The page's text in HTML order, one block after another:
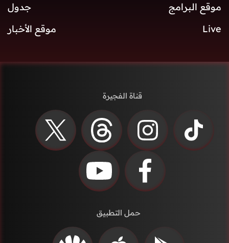
موقع البرامج
جدول
Live
موقع الأخبار
قناة الفجيرة
حمل التطبيق